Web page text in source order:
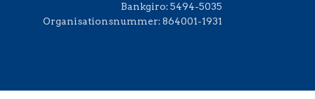
Bankgiro:5494-5035
Organisationsnummer:864001-1931